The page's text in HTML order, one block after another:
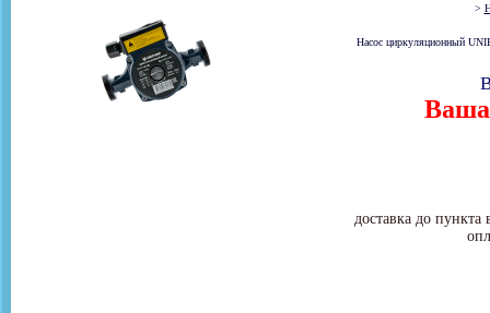
>
Насос циркуляционный
Ваша
доставка до